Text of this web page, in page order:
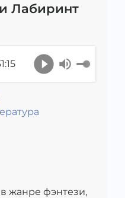
Лабиринт
жанре фэнтези,